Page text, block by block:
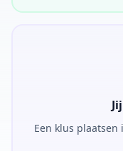
Een klus